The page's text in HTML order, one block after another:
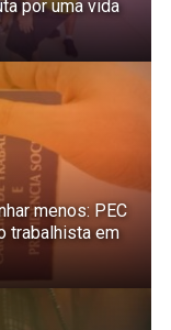
por uma vida
menos: PEC
trabalhista em